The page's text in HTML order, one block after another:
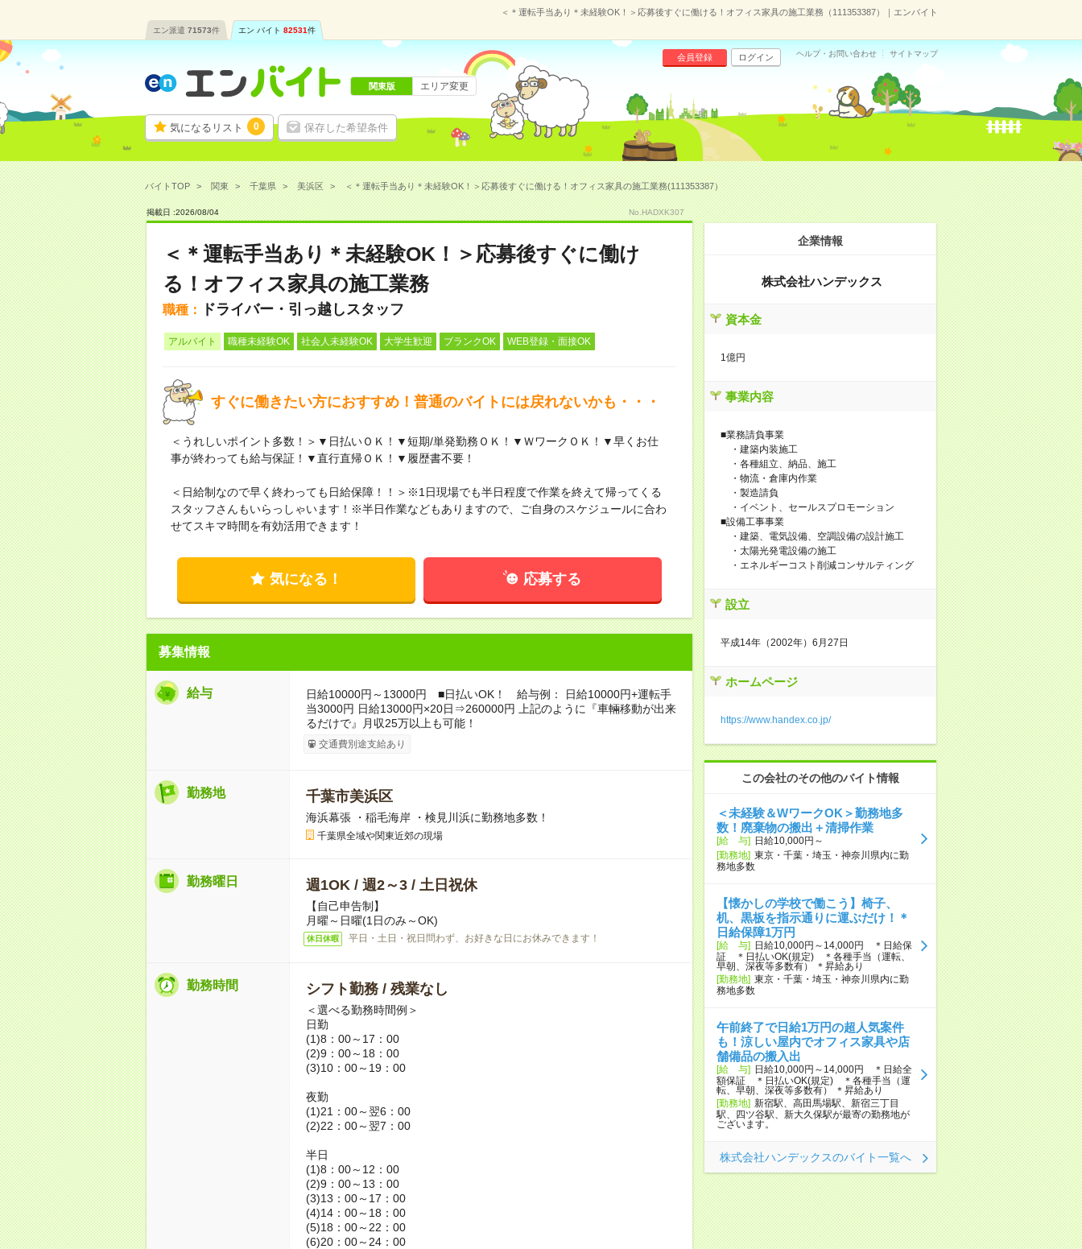
＜＊運転手当あり＊未経験OK！＞応募後すぐに働ける！オフィス家具の施工業務（111353387）｜エンバイト
エン派遣 71573件 エン バイト 82531件
気になるリスト 0 保存した希望条件
会員登録 ログイン ヘルプ・お問い合わせ サイトマップ
関東版 エリア変更
バイトTOP 関東 千葉県 美浜区 ＜＊運転手当あり＊未経験OK！＞応募後すぐに働ける！オフィス家具の施工業務(111353387）
掲載日 :2026/08/04 No.HADXK307
＜＊運転手当あり＊未経験OK！＞応募後すぐに働け
る！オフィス家具の施工業務
職種： ドライバー・引っ越しスタッフ
アルバイト 職種未経験OK 社会人未経験OK 大学生歓迎 ブランクOK WEB登録・面接OK
すぐに働きたい方におすすめ！普通のバイトには戻れないかも・・・
＜うれしいポイント多数！＞▼日払いＯＫ！▼短期/単発勤務ＯＫ！▼ＷワークＯＫ！▼早くお仕
事が終わっても給与保証！▼直行直帰ＯＫ！▼履歴書不要！
＜日給制なので早く終わっても日給保障！！＞※1日現場でも半日程度で作業を終えて帰ってくる
スタッフさんもいらっしゃいます！※半日作業などもありますので、ご自身のスケジュールに合わ
せてスキマ時間を有効活用できます！
気になる！ 応募する
募集情報
給与
日給10000円～13000円 ■日払いOK！ 給与例： 日給10000円+運転手
当3000円 日給13000円×20日⇒260000円 上記のように『車輛移動が出来
るだけで』月収25万以上も可能！
交通費別途支給あり
勤務地 千葉市美浜区
海浜幕張 ・稲毛海岸 ・検見川浜に勤務地多数！
千葉県全域や関東近郊の現場
勤務曜日 週1OK / 週2～3 / 土日祝休
【自己申告制】
月曜～日曜(1日のみ～OK)
休日休暇 平日・土日・祝日問わず、お好きな日にお休みできます！
勤務時間 シフト勤務 / 残業なし
＜選べる勤務時間例＞
日勤
(1)8：00～17：00
(2)9：00～18：00
(3)10：00～19：00
夜勤
(1)21：00～翌6：00
(2)22：00～翌7：00
半日
(1)8：00～12：00
(2)9：00～13：00
(3)13：00～17：00
(4)14：00～18：00
(5)18：00～22：00
(6)20：00～24：00
企業情報
株式会社ハンデックス
資本金
1億円
事業内容
■業務請負事業
・建築内装施工
・各種組立、納品、施工
・物流・倉庫内作業
・製造請負
・イベント、セールスプロモーション
■設備工事事業
・建築、電気設備、空調設備の設計施工
・太陽光発電設備の施工
・エネルギーコスト削減コンサルティング
設立
平成14年（2002年）6月27日
ホームページ
https://www.handex.co.jp/
この会社のその他のバイト情報
＜未経験＆WワークOK＞勤務地多
数！廃棄物の搬出＋清掃作業
[給 与] 日給10,000円～
[勤務地] 東京・千葉・埼玉・神奈川県内に勤
務地多数
【懐かしの学校で働こう】椅子、
机、黒板を指示通りに運ぶだけ！＊
日給保障1万円
[給 与] 日給10,000円～14,000円 ＊日給保
証 ＊日払いOK(規定) ＊各種手当（運転、
早朝、深夜等多数有） ＊昇給あり
[勤務地] 東京・千葉・埼玉・神奈川県内に勤
務地多数
午前終了で日給1万円の超人気案件
も！涼しい屋内でオフィス家具や店
舗備品の搬入出
[給 与] 日給10,000円～14,000円 ＊日給全
額保証 ＊日払いOK(規定) ＊各種手当（運
転、早朝、深夜等多数有） ＊昇給あり
[勤務地] 新宿駅、高田馬場駅、新宿三丁目
駅、四ツ谷駅、新大久保駅が最寄の勤務地が
ございます。
株式会社ハンデックスのバイト一覧へ